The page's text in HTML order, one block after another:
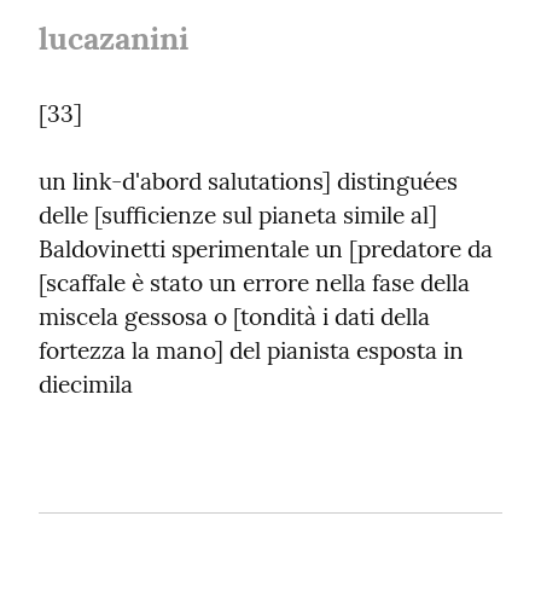
lucazanini
[33]
un link-d'abord salutations] distinguées
delle [sufficienze sul pianeta simile al]
Baldovinetti sperimentale un [predatore da
[scaffale è stato un errore nella fase della
miscela gessosa o [tondità i dati della
fortezza la mano] del pianista esposta in
diecimila